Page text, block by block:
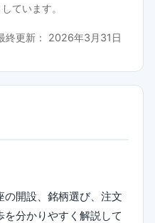
ています。
終更新： 2026年3月31日
開設、銘柄選び、注文
分かりやすく解説して